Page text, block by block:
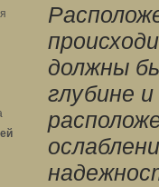
должны
глубине